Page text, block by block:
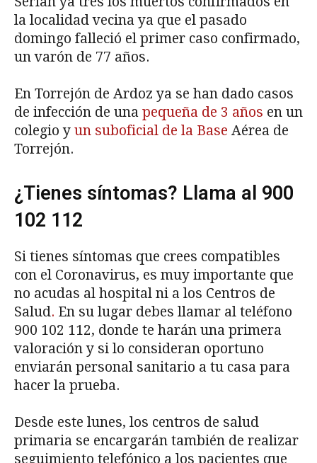
la localidad vecina ya que el pasado
domingo falleció el primer caso confirmado,
un varón de 77 años.
En Torrejón de Ardoz ya se han dado casos
de infección de una pequeña de 3 años en un
colegio y un suboficial de la Base Aérea de
Torrejón.
¿Tienes síntomas? Llama al 900
102 112
Si tienes síntomas que crees compatibles
con el Coronavirus, es muy importante que
no acudas al hospital ni a los Centros de
Salud. En su lugar debes llamar al teléfono
900 102 112, donde te harán una primera
valoración y si lo consideran oportuno
enviarán personal sanitario a tu casa para
hacer la prueba.
Desde este lunes, los centros de salud
primaria se encargarán también de realizar
seguimiento telefónico a los pacientes que